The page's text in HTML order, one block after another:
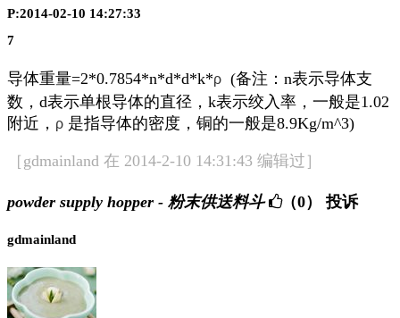
P:2014-02-10 14:27:33
7
导体重量=2*0.7854*n*d*d*k*ρ (备注：n表示导体支
数，d表示单根导体的直径，k表示绞入率，一般是1.02
附近， ρ 是指导体的密度，铜的一般是8.9Kg/m^3)
［gdmainland 在 2014-2-10 14:31:43 编辑过］
powder supply hopper - 粉末供送料斗 （0） 投诉
gdmainland